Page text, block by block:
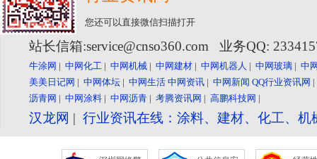
您还可以直接微信扫描打开
站长信箱:service@cnso360.com 业务QQ:
牛涂网 | 中网化工 | 中网机械 | 中网建材 | 中网机器人 | 中网玻璃 | 中
美美日记网 | 中网体坛 | 中网生活 中网资讯 | 中网新闻 QQ行业资讯网
沥青网 | 中网涂料 | 中网沥青 | 考腾资讯网 | 高鹏科技网 |
汉龙网 | 行业资讯在线：涂料、建材、化工、